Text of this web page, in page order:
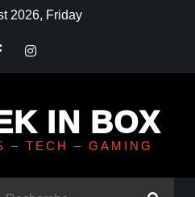
2026, Friday
IN BOX
– TECH – GAMING